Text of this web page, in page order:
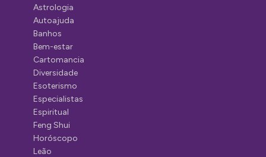
Astrologia
Autoajuda
Banhos
Bem-estar
Cartomancia
Diversidade
Esoterismo
Especialistas
Espiritual
Feng Shui
Horóscopo
Leão